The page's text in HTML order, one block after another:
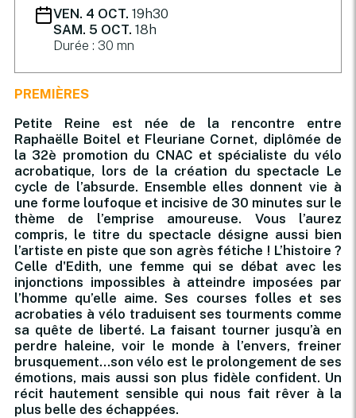
VEN. 4 OCT. 19h30
SAM. 5 OCT. 18h
Durée : 30 mn
PREMIÈRES
Petite Reine est née de la rencontre entre
Raphaëlle Boitel et Fleuriane Cornet, diplômée de
la 32è promotion du CNAC et spécialiste du vélo
acrobatique, lors de la création du spectacle Le
cycle de l’absurde. Ensemble elles donnent vie à
une forme loufoque et incisive de 30 minutes sur le
thème de l’emprise amoureuse. Vous l’aurez
compris, le titre du spectacle désigne aussi bien
l’artiste en piste que son agrès fétiche ! L’histoire ?
Celle d'Edith, une femme qui se débat avec les
injonctions impossibles à atteindre imposées par
l’homme qu’elle aime. Ses courses folles et ses
acrobaties à vélo traduisent ses tourments comme
sa quête de liberté. La faisant tourner jusqu’à en
perdre haleine, voir le monde à l’envers, freiner
brusquement…son vélo est le prolongement de ses
émotions, mais aussi son plus fidèle confident. Un
récit hautement sensible qui nous fait rêver à la
plus belle des échappées.